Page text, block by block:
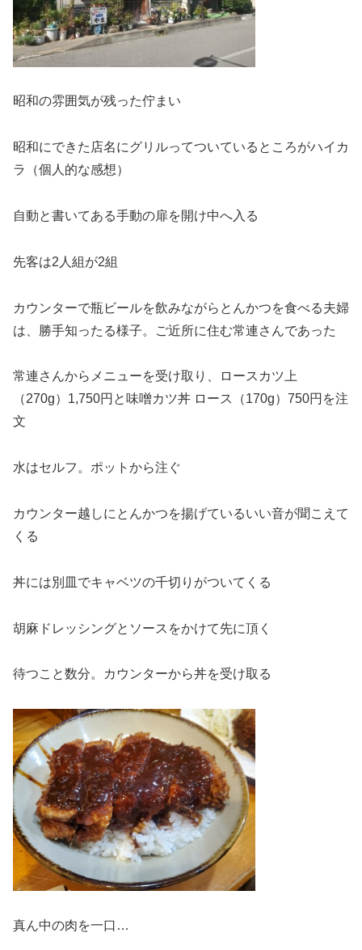
昭和の雰囲気が残った佇まい
昭和にできた店名にグリルってついているところがハイカ
ラ（個人的な感想）
自動と書いてある手動の扉を開け中へ入る
先客は2人組が2組
カウンターで瓶ビールを飲みながらとんかつを食べる夫婦
は、勝手知ったる様子。
ご近所に住む常連さんであった
常連さんからメニューを受け取り、ロースカツ上
（270g）1,750円と味噌カツ丼 ロース（170g）750円を注
文
水はセルフ。ポットから注ぐ
カウンター越しにとんかつを揚げているいい音が聞こえて
くる
丼には別皿でキャベツの千切りがついてくる
胡麻ドレッシングとソースをかけて先に頂く
待つこと数分。カウンターから丼を受け取る
真ん中の肉を一口…